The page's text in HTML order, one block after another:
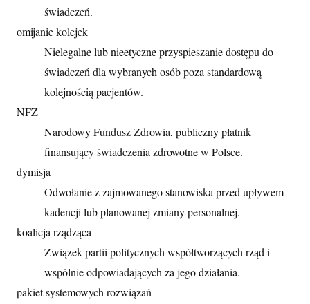
świadczeń.
omijanie kolejek
Nielegalne lub nieetyczne przyspieszanie dostępu do
świadczeń dla wybranych osób poza standardową
kolejnością pacjentów.
NFZ
Narodowy Fundusz Zdrowia, publiczny płatnik
finansujący świadczenia zdrowotne w Polsce.
dymisja
Odwołanie z zajmowanego stanowiska przed upływem
kadencji lub planowanej zmiany personalnej.
koalicja rządząca
Związek partii politycznych współtworzących rząd i
wspólnie odpowiadających za jego działania.
pakiet systemowych rozwiązań